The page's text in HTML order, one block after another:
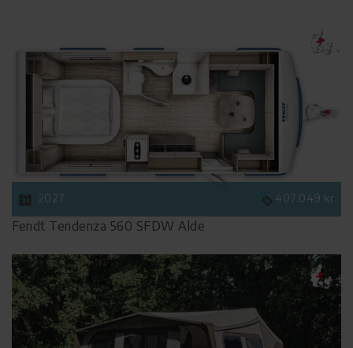
2027 407.049 kr.
Fendt Tendenza 560 SFDW Alde